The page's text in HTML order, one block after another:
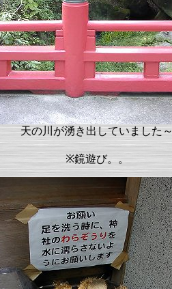
天の川が湧き出していました
※鏡遊び。。